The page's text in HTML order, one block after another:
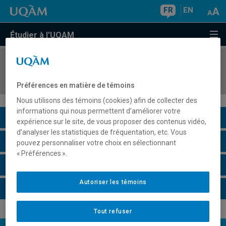
FR EN
Étudier à l'UQAM
COURS//
Description du cours
Horaire - Été 2026
Préférences en matière de témoins
Nous utilisons des témoins (cookies) afin de collecter des
informations qui nous permettent d’améliorer votre
expérience sur le site, de vous proposer des contenus vidéo,
d’analyser les statistiques de fréquentation, etc. Vous
pouvez personnaliser votre choix en sélectionnant
« Préférences ».
Tout refuser
Autoriser les témoins